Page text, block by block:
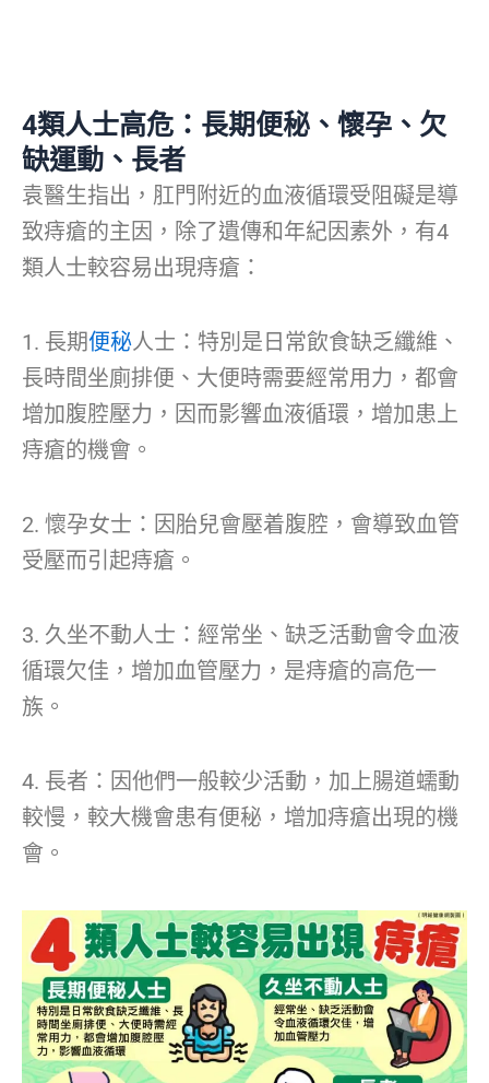
4類人士高危：長期便秘、懷孕、欠
缺運動、長者
袁醫生指出，肛門附近的血液循環受阻礙是導
致痔瘡的主因，除了遺傳和年紀因素外，有4
類人士較容易出現痔瘡：
1. 長期便秘人士：特別是日常飲食缺乏纖維、
長時間坐廁排便、大便時需要經常用力，都會
增加腹腔壓力，因而影響血液循環，增加患上
痔瘡的機會。
2. 懷孕女士：因胎兒會壓着腹腔，會導致血管
受壓而引起痔瘡。
3. 久坐不動人士：經常坐、缺乏活動會令血液
循環欠佳，增加血管壓力，是痔瘡的高危一
族。
4. 長者：因他們一般較少活動，加上腸道蠕動
較慢，較大機會患有便秘，增加痔瘡出現的機
會。